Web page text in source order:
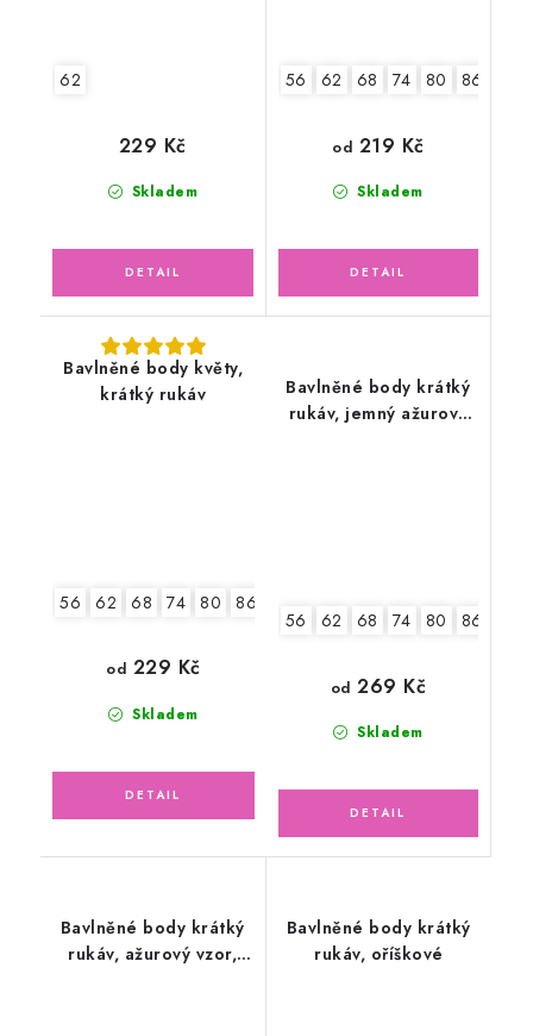
62
Skladem
229 Kč
56 62 68 74 80 86
Skladem
od 219 Kč
Bavlněné body květy,
krátký rukáv
56 62 68 74 80 86
Skladem
od 229 Kč
Bavlněné body krátký
rukáv, jemný ažurový
56 62 68 74 80 86
Skladem
od 269 Kč
Bavlněné body krátký
rukáv, ažurový vzor,
Bavlněné body krátký
rukáv, oříškové